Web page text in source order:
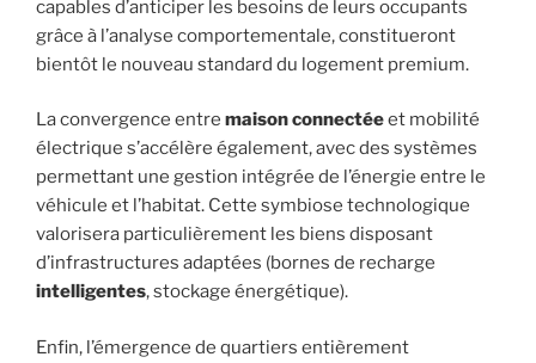
capables d’anticiper les besoins de leurs occupants
grâce à l’analyse comportementale, constitueront
bientôt le nouveau standard du logement premium.
La convergence entre maison connectéeet mobilité
électrique s’accélère également, avec des systèmes
permettant une gestion intégrée de l’énergie entre le
véhicule et l’habitat. Cette symbiose technologique
valorisera particulièrement les biens disposant
d’infrastructures adaptées (bornes de recharge
intelligentes, stockage énergétique).
Enfin, l’émergence de quartiers entièrement